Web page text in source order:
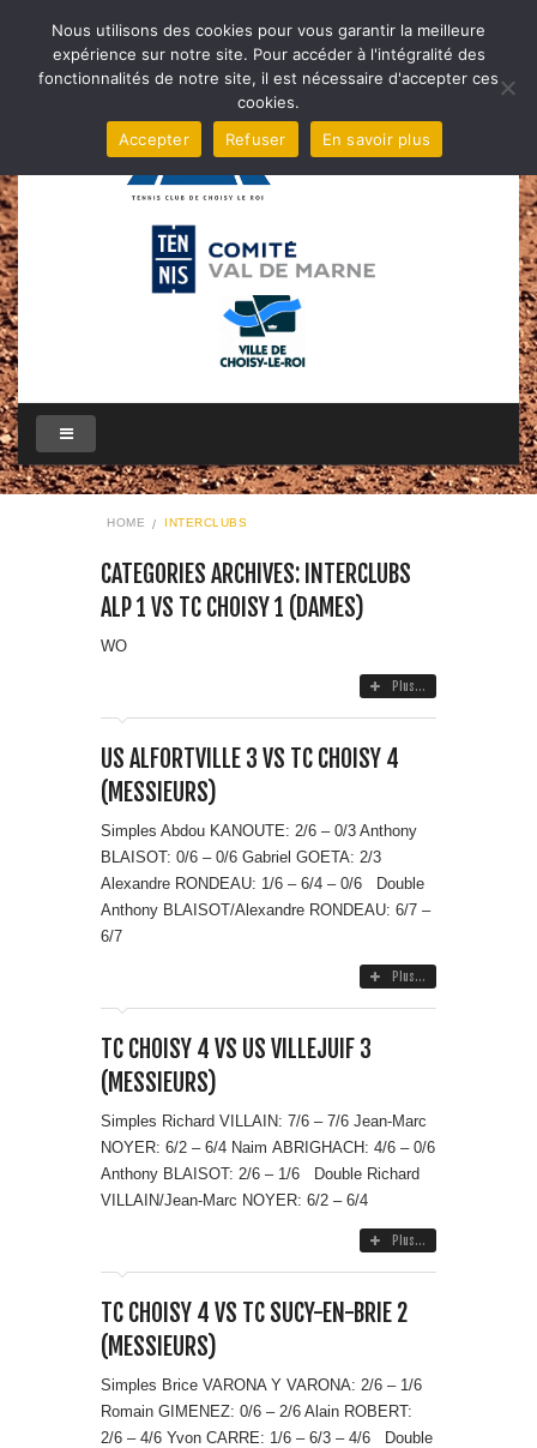
HOME INTERCLUBS
CATEGORIES ARCHIVES: INTERCLUBS
ALP 1 VS TC CHOISY 1 (DAMES)
WO
Plus...
US ALFORTVILLE 3 VS TC CHOISY 4
(MESSIEURS)
Simples Abdou KANOUTE: 2/6 – 0/3 Anthony
BLAISOT: 0/6 – 0/6 Gabriel GOETA: 2/3
Alexandre RONDEAU: 1/6 – 6/4 – 0/6 Double
Anthony BLAISOT/Alexandre RONDEAU: 6/7 –
6/7
Plus...
TC CHOISY 4 VS US VILLEJUIF 3
(MESSIEURS)
Simples Richard VILLAIN: 7/6 – 7/6 Jean-Marc
NOYER: 6/2 – 6/4 Naim ABRIGHACH: 4/6 – 0/6
Anthony BLAISOT: 2/6 – 1/6 Double Richard
VILLAIN/Jean-Marc NOYER: 6/2 – 6/4
Plus...
TC CHOISY 4 VS TC SUCY-EN-BRIE 2
(MESSIEURS)
Simples Brice VARONA Y VARONA: 2/6 – 1/6
Romain GIMENEZ: 0/6 – 2/6 Alain ROBERT:
2/6 – 4/6 Yvon CARRE: 1/6 – 6/3 – 4/6 Double
Nous utilisons des cookies pour vous garantir la meilleure
expérience sur notre site. Pour accéder à l'intégralité des
fonctionnalités de notre site, il est nécessaire d'accepter ces
cookies.
Accepter
Refuser En savoir plus